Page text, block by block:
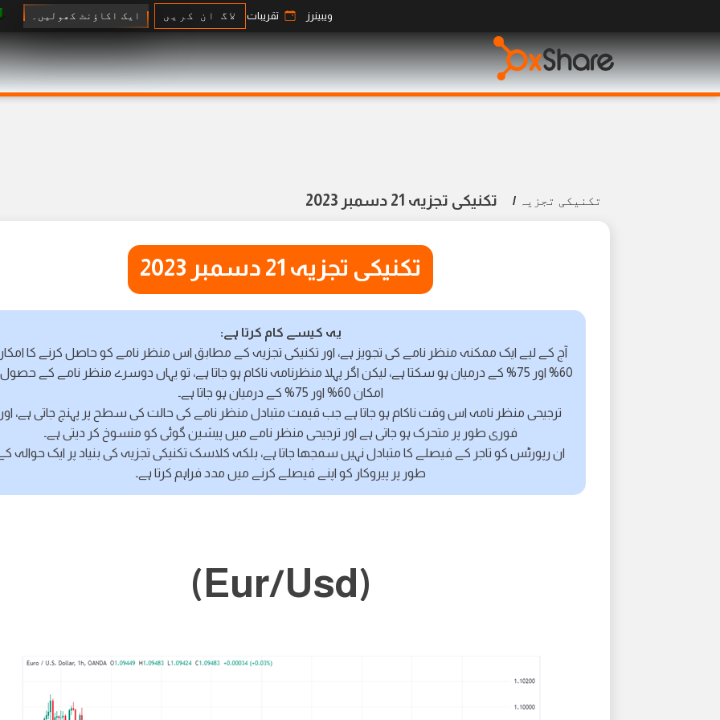
ویبینرز تقریبات لاگ ان کریں ایک اکاؤنٹ کھولیں۔
تکنیکی تجزیہ / تکنیکی تجزیہ 21 دسمبر 2023
تکنیکی تجزیہ 21 دسمبر 2023
یہ کیسے کام کرتا ہے:
آج کے لیے ایک ممکنہ منظر نامے کی تجویز ہے، اور تکنیکی تجزیہ کے مطابق اس منظر نامے کو حاصل کرنے کا
60% اور 75% کے درمیان ہو سکتا ہے، لیکن اگر پہلا منظرنامہ ناکام ہو جاتا ہے، تو یہاں دوسرے منظر نامے کے
امکان 60% اور 75% کے درمیان ہو جاتا ہے۔
ترجیحی منظر نامہ اس وقت ناکام ہو جاتا ہے جب قیمت متبادل منظر نامے کی حالت کی سطح پر پہنچ جاتی ہے، اور
فوری طور پر متحرک ہو جاتی ہے اور ترجیحی منظر نامے میں پیشین گوئی کو منسوخ کر دیتی ہے۔
ان رپورٹس کو تاجر کے فیصلے کا متبادل نہیں سمجھا جاتا ہے، بلکہ کلاسک تکنیکی تجزیہ کی بنیاد پر ایک حوالہ
طور پر پیروکار کو اپنے فیصلے کرنے میں مدد فراہم کرتا ہے۔
(Eur/Usd)